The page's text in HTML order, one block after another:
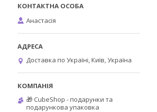
Анастасія
Доставка по Україні, Київ, Україна
🎁 CubeShop - подарунки та
подарункова упаковка